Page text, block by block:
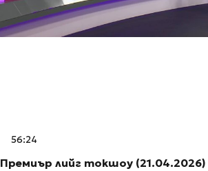
56:24
Премиър лийг токшоу (21.04.2026)